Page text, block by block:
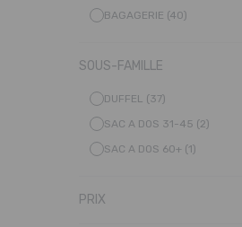
ROUGE (9)
TURQUOISE (1)
BLANC (1)
BAGAGERIE (40)
SOUS-FAMILLE
DUFFEL (37)
SAC A DOS 31-45 (2)
SAC A DOS 60+ (1)
PRIX